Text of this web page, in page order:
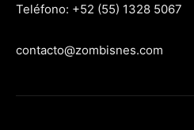
Teléfono: +52 (55) 1328 5067
contacto@zombisnes.com